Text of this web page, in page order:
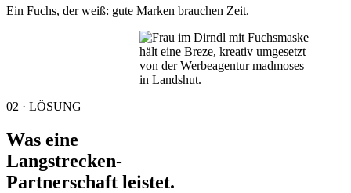
Ein Fuchs, der weiß: gute Marken brauchen Zeit.
02 · LÖSUNG
Was eine
Langstrecken-
Partnerschaft leistet.